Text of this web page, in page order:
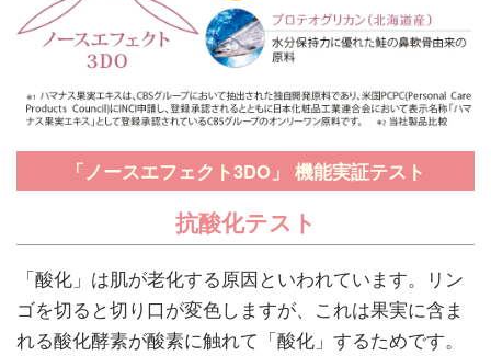
「ノースエフェクト3DO」 機能実証テスト
抗酸化テスト
「酸化」は肌が老化する原因といわれています。リン
ゴを切ると切り口が変色しますが、これは果実に含ま
れる酸化酵素が酸素に触れて「酸化」するためです。